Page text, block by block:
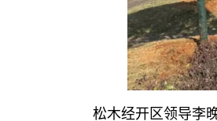
松木经开区领导李